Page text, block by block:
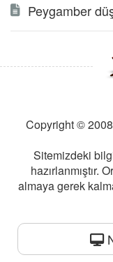
Peygamber
Copyright © 2008
Sitemizdeki
hazırlanmıştır.
almaya gerek